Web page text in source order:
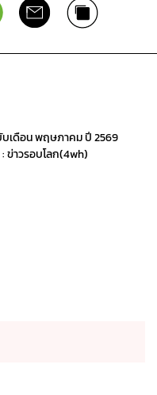
บเดือน พฤษภาคม ปี 2569
ข่าวรอบโลก(4wh)